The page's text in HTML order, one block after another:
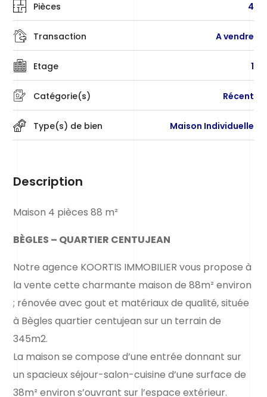
Pièces 4
Transaction A vendre
Etage 1
Catégorie(s) Récent
Type(s) de bien Maison Individuelle
Description
Maison 4 pièces 88 m²
BÈGLES – QUARTIER CENTUJEAN
Notre agence KOORTIS IMMOBILIER vous propose à
la vente cette charmante maison de 88m² environ
; rénovée avec gout et matériaux de qualité, située
à Bègles quartier centujean sur un terrain de
345m2.
La maison se compose d’une entrée donnant sur
un spacieux séjour-salon-cuisine d’une surface de
38m² environ s’ouvrant sur l’espace extérieur.